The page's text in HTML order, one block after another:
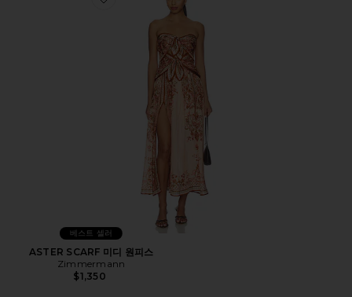
Favorite ASTER SCARF 미디 원피스
베스트 셀러
ASTER SCARF 미디 원피스
Zimmermann
$1,350